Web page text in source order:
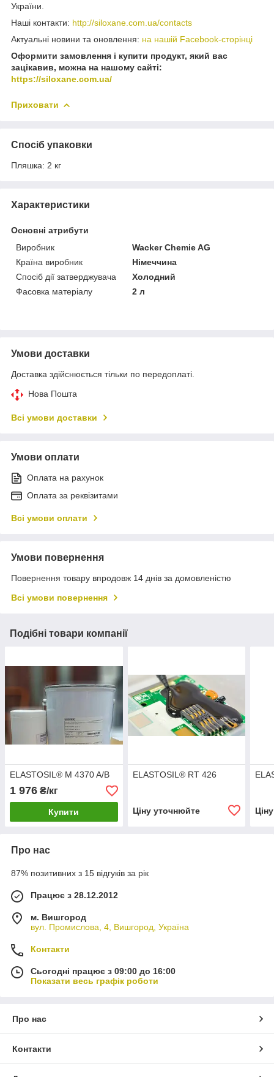
України.
Наші контакти: http://siloxane.com.ua/contacts
Актуальні новини та оновлення: на нашій Facebook-сторінці
Оформити замовлення і купити продукт, який вас
зацікавив, можна на нашому сайті:
https://siloxane.com.ua/
Приховати
Спосіб упаковки
Пляшка: 2 кг
Характеристики
Основні атрибути
Виробник
Wacker Chemie AG
Країна виробник
Німеччина
Спосіб дії затверджувача
Холодний
Фасовка матеріалу
2 л
Умови доставки
Доставка здійснюється тільки по передоплаті.
Нова Пошта
Всі умови доставки
Умови оплати
Оплата на рахунок
Оплата за реквізитами
Всі умови оплати
Умови повернення
Повернення товару впродовж 14 днів за домовленістю
Всі умови повернення
Подібні товари компанії
ELASTOSIL® M 4370 A/B
1 976 ₴/кг
Купити
ELASTOSIL® RT 426
Ціну уточнюйте
Про нас
87% позитивних з 15 відгуків за рік
Працює з 28.12.2012
м. Вишгород
вул. Промислова, 4, Вишгород, Україна
Контакти
Сьогодні працює з 09:00 до 16:00
Показати весь графік роботи
Про нас
Контакти